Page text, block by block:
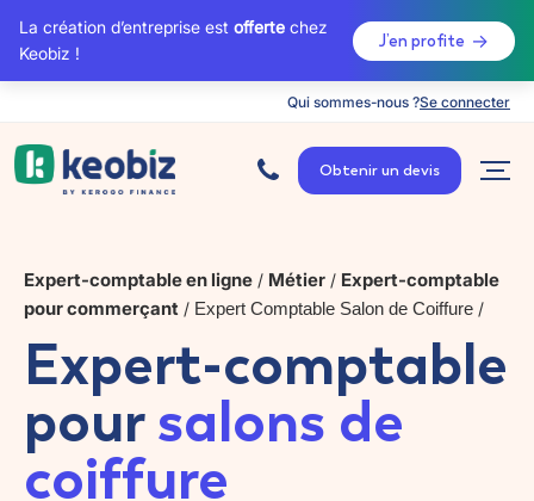
La création d’entreprise est offerte chez
Keobiz !
J’en profite
Qui sommes-nous ?Se connecter
c
c
u
Obtenir un devis
Expert-comptable en ligne / Métier / Expert-comptable
pour commerçant / Expert Comptable Salon de Coiffure /
Expert-comptable
poursalons de
coiffure